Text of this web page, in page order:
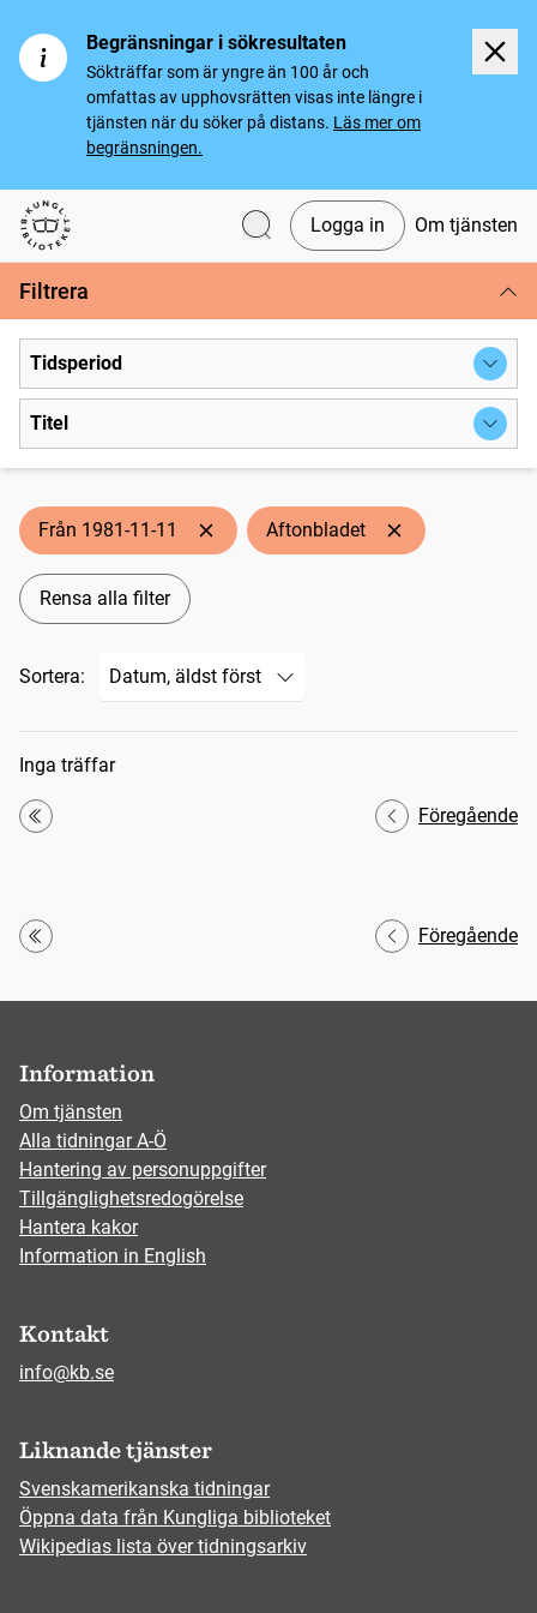
Begränsningar i sökresultaten
Sökträffar som är yngre än 100 år och
omfattas av upphovsrätten visas inte längre i
tjänsten när du söker på distans. Läs mer om
begränsningen.
Svenska tidningar
Logga in Om tjänsten
Filtrera
Tidsperiod
Titel
Från 1981-11-11 Aftonbladet
Rensa alla filter
Sortera:
Sökresultat
Inga träffar
Första
Föregående
Första
Föregående
Information
Om tjänsten
Alla tidningar A-Ö
Hantering av personuppgifter
Tillgänglighetsredogörelse
Hantera kakor
Information in English
Kontakt
info@kb.se
Liknande tjänster
Svenskamerikanska tidningar
Öppna data från Kungliga biblioteket
Wikipedias lista över tidningsarkiv